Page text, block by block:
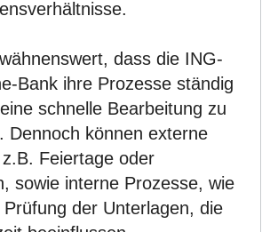
dass die ING-
Bank ihre Prozesse ständig
schnelle Bearbeitung zu
Dennoch können externe
Feiertage oder
sowie interne Prozesse, wie
der Unterlagen, die